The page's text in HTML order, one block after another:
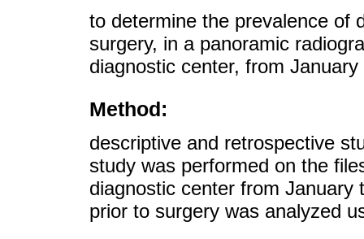
to determine the prevalence of
surgery, in a panoramic
diagnostic center, from
Method:
descriptive and retrospective
study was performed on the
diagnostic center from
prior to surgery was analyzed